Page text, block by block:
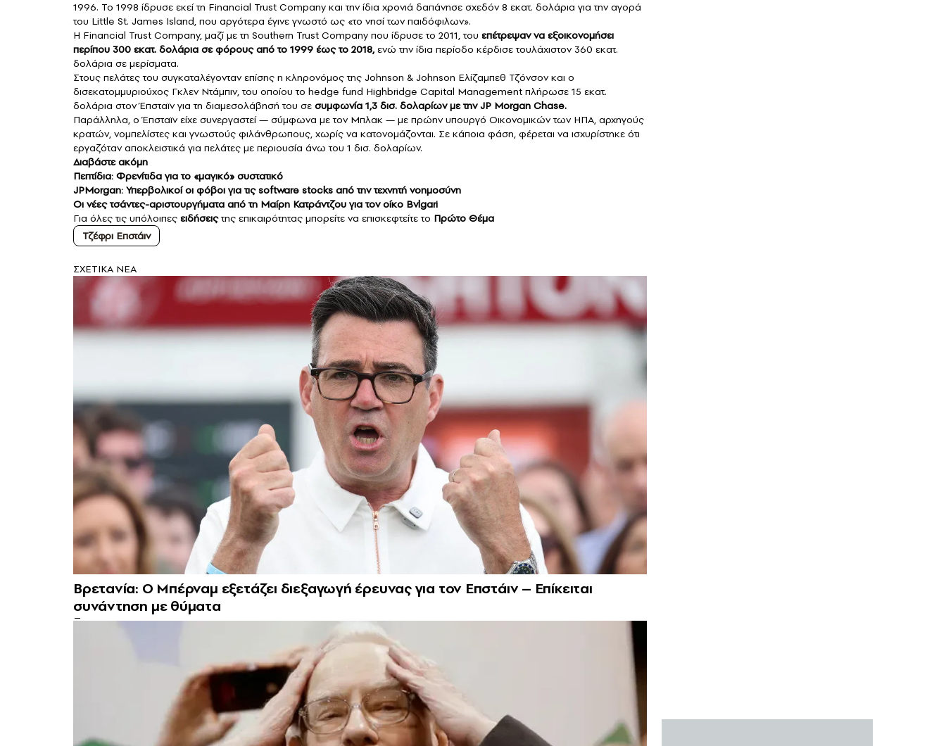
1996. Το 1998 ίδρυσε εκεί τη Financial Trust Company και την ίδια χρονιά δαπάνησε σχεδόν 8 εκατ. δολάρια για την αγορά
του Little St. James Island, που αργότερα έγινε γνωστό ως «το νησί των παιδόφιλων».
Η Financial Trust Company, μαζί με τη Southern Trust Company που ίδρυσε το 2011, του επέτρεψαν να εξοικονομήσει
περίπου 300 εκατ. δολάρια σε φόρους από το 1999 έως το 2018,ενώ την ίδια περίοδο κέρδισε τουλάχιστον 360 εκατ.
δολάρια σε μερίσματα.
Στους πελάτες του συγκαταλέγονταν επίσης η κληρονόμος της Johnson & Johnson Ελίζαμπεθ Τζόνσον και ο
δισεκατομμυριούχος Γκλεν Ντάμπιν, του οποίου το hedge fund Highbridge Capital Management πλήρωσε 15 εκατ.
δολάρια στον Έπσταϊν για τη διαμεσολάβησή του σε συμφωνία 1,3 δισ. δολαρίων με την JP Morgan Chase.
Παράλληλα, ο Έπσταϊν είχε συνεργαστεί — σύμφωνα με τον Μπλακ — με πρώην υπουργό Οικονομικών των ΗΠΑ, αρχηγούς
κρατών, νομπελίστες και γνωστούς φιλάνθρωπους, χωρίς να κατονομάζονται. Σε κάποια φάση, φέρεται να ισχυρίστηκε ότι
εργαζόταν αποκλειστικά για πελάτες με περιουσία άνω του 1 δισ. δολαρίων.
Διαβάστε ακόμη
Πεπτίδια: Φρενίτιδα για το «μαγικό» συστατικό
JPMorgan: Υπερβολικοί οι φόβοι για τις software stocks από την τεχνητή νοημοσύνη
Οι νέες τσάντες-αριστουργήματα από τη Μαίρη Κατράντζου για τον οίκο Bvlgari
Για όλες τις υπόλοιπες ειδήσειςτης επικαιρότητας μπορείτε να επισκεφτείτε το Πρώτο Θέμα
Τζέφρι Επστάιν
ΣXETIKA NEA
Βρετανία: Ο Μπέρναμ εξετάζει διεξαγωγή έρευνας για τον Επστάιν – Επίκειται
συνάντηση με θύματα